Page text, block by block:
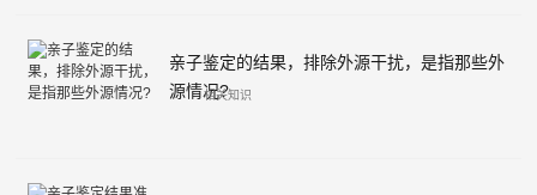
亲子鉴定的结果，排除外源干扰，是指那些外
源情况?相关知识